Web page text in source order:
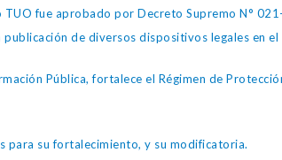
fue aprobado por Decreto Supremo N°
de diversos dispositivos legales en
Pública, fortalece el Régimen de
para su fortalecimiento, y su modificatoria.